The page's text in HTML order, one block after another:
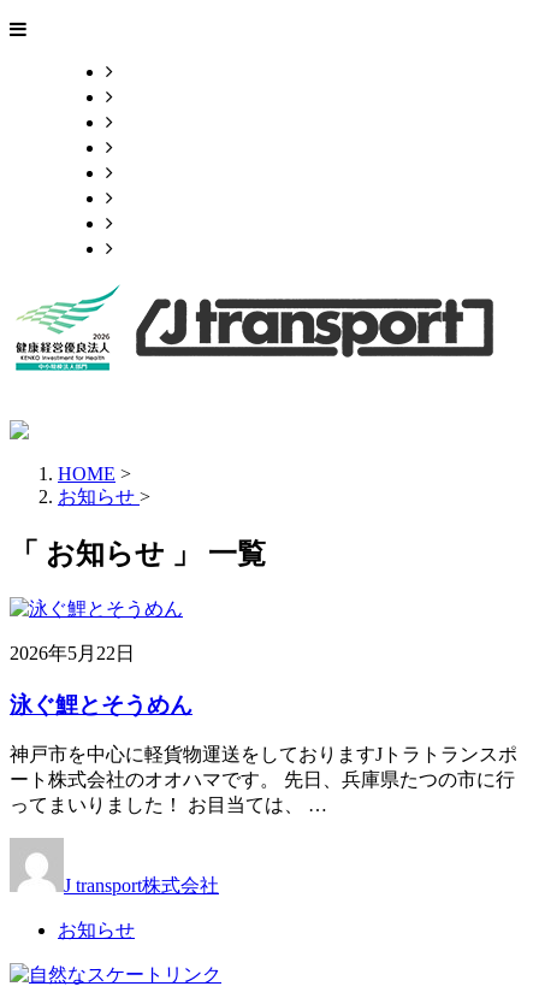
HOME >
お知らせ >
「 お知らせ 」 一覧
2026年5月22日
泳ぐ鯉とそうめん
神戸市を中心に軽貨物運送をしておりますJトラトランスポ
ート株式会社のオオハマです。 先日、兵庫県たつの市に行
ってまいりました！ お目当ては、 …
J transport株式会社
お知らせ